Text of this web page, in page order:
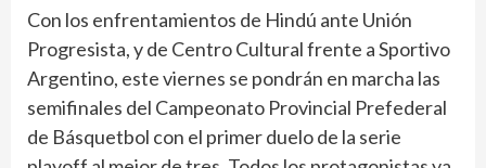
Con los enfrentamientos de Hindú ante Unión
Progresista, y de Centro Cultural frente a Sportivo
Argentino, este viernes se pondrán en marcha las
semifinales del Campeonato Provincial Prefederal
de Básquetbol con el primer duelo de la serie